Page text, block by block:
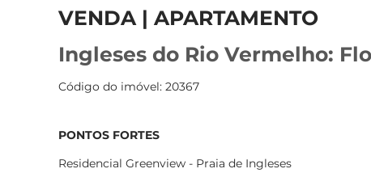
VENDA | APARTAMENTO
Ingleses do Rio Vermelho:
Código do imóvel: 20367
PONTOS FORTES
Residencial Greenview - Praia de Ingleses